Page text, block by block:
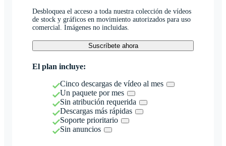
Desbloquea el acceso a toda nuestra colección de vídeos
de stock y gráficos en movimiento autorizados para uso
comercial. Imágenes no incluidas.
Suscríbete ahora
El plan incluye:
Cinco descargas de vídeo al mes
Un paquete por mes
Sin atribución requerida
Descargas más rápidas
Soporte prioritario
Sin anuncios